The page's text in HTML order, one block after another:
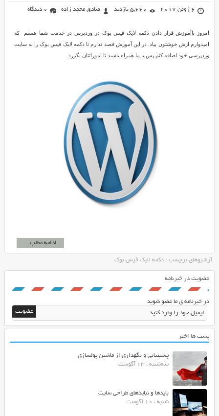
6 ژوئن 2017 5,660 بازدید صادق محمد زاده 0 دیدگاه
امروز باآموزش قرار دادن دکمه لایک فیس بوک در وردپرس در خدمت شما هستم که
امیدوارم ازش خوشتون بیاد. در این آموزش قصد ندارم تا دکمه لایک فیس بوک را به سایت
وردپرسی خود اضافه کنم پس با ما همراه باشید تا اموراتتان بگزرد.
ادامه مطلب...
آرشیوهای برچسب : دکمه لایک فیس بوک
عضویت در خبرنامه
در خبرنامه ی ما عضو شوید
پست ها اخیر
پشتیبانی و نگهداری از ماشین پولسازی
سه‌شنبه ، 13 آگوست
بایدها و نبایدهای طراحی سایت
شنبه ، 10 آگوست